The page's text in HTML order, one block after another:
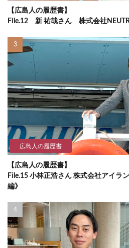
【広島人の履歴書】
File.12 新 祐哉さん 株式会社
広島人の履歴書
【広島人の履歴書】
File.15 小林正浩さん 株式会社アイラ
編》